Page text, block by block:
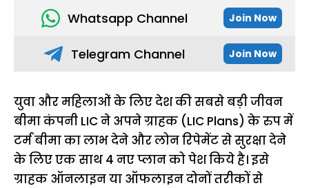
Whatsapp Channel Join Now
Telegram Channel Join Now
युवा और महिलाओं के लिए देश की सबसे बड़ी जीवन
बीमा कंपनी LIC ने अपने ग्राहक (LIC Plans) के रुप में
टर्म बीमा का लाभ देने और लोन रिपेमेंट से सुरक्षा देने
के लिए एक साथ 4 नए प्लान को पेश किये है। इसे
ग्राहक ऑनलाइन या ऑफलाइन दोनों तरीकों से